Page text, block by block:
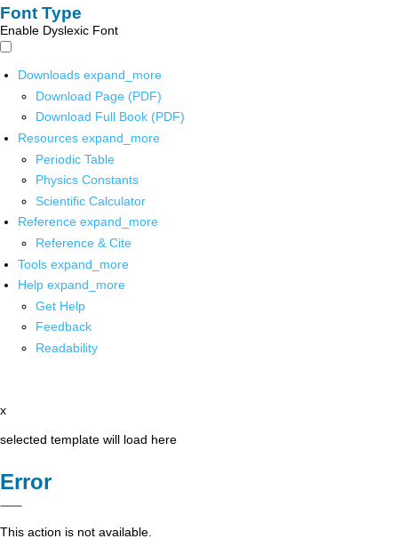
Font Type
Enable Dyslexic Font
Downloads expand_more
Download Page (PDF)
Download Full Book (PDF)
Resources expand_more
Periodic Table
Physics Constants
Scientific Calculator
Reference expand_more
Reference & Cite
Tools expand_more
Help expand_more
Get Help
Feedback
Readability
x
selected template will load here
Error
This action is not available.